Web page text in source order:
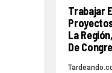
Trabajar
La
De